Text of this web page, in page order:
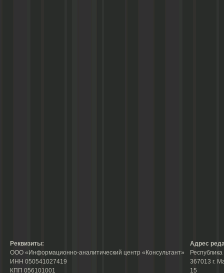
Реквизиты:
ООО «Информационно-аналитический центр «Консультант»
ИНН 050541027419
КПП 056101001
Адрес
367013 г.
15